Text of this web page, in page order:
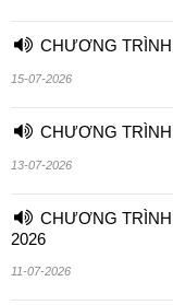
CHƯƠNG
15-07-2026
CHƯƠNG
13-07-2026
CHƯƠNG
2026
11-07-2026